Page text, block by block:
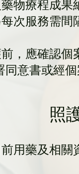
物療程成
次服務需間
，應確認
同意書或經
照
用藥及相